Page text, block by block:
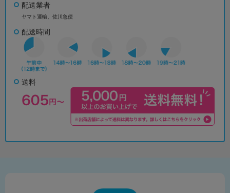
配送業者
ヤマト運輸、佐川急便
配送時間
送料